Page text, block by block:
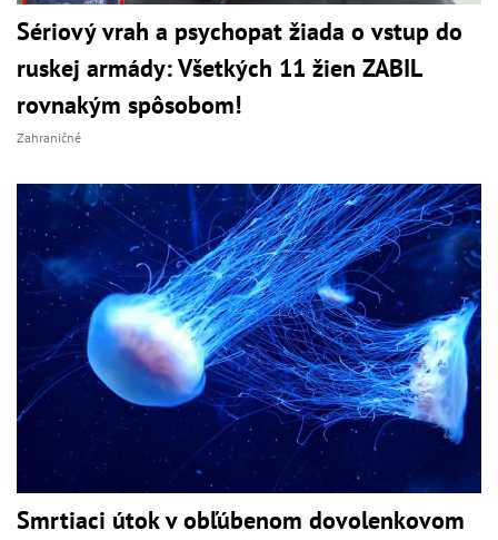
Sériový vrah a psychopat žiada o vstup do
ruskej armády: Všetkých 11 žien ZABIL
rovnakým spôsobom!
Zahraničné
Smrtiaci útok v obľúbenom dovolenkovom